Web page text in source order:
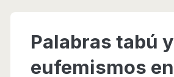
Palabras tabú y
eufemismos en